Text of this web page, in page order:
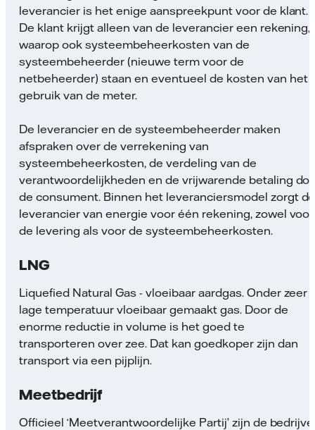
leverancier is het enige aanspreekpunt voor de klant.
De klant krijgt alleen van de leverancier een rekening,
waarop ook systeembeheerkosten van de
systeembeheerder (nieuwe term voor de
netbeheerder) staan en eventueel de kosten van het
gebruik van de meter.
De leverancier en de systeembeheerder maken
afspraken over de verrekening van
systeembeheerkosten, de verdeling van de
verantwoordelijkheden en de vrijwarende betaling
de consument. Binnen het leveranciersmodel zorgt de
leverancier van energie voor één rekening, zowel voor
de levering als voor de systeembeheerkosten.
LNG
Liquefied Natural Gas - vloeibaar aardgas. Onder zeer
lage temperatuur vloeibaar gemaakt gas. Door de
enorme reductie in volume is het goed te
transporteren over zee. Dat kan goedkoper zijn dan
transport via een pijplijn.
Meetbedrijf
Officieel ‘Meetverantwoordelijke Partij’ zijn de